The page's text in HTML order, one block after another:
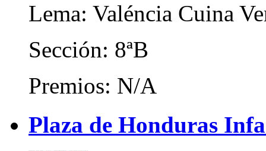
Lema: Valéncia Cuina
Sección: 8ªB
Premios: N/A
Plaza de Honduras